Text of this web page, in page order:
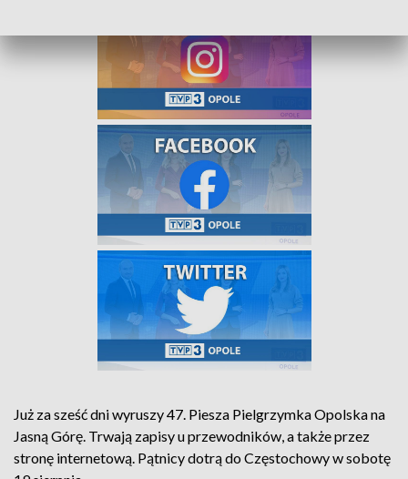
Już za sześć dni wyruszy 47. Piesza Pielgrzymka Opolska na
Jasną Górę. Trwają zapisy u przewodników, a także przez
stronę internetową. Pątnicy dotrą do Częstochowy w sobotę